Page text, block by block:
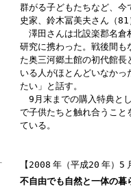
群がる子どもたちなど、
史家、鈴木冨美夫さん（
澤田さんは北設楽郡名倉
研究に携わった。戦後間も
た奥三河郷土館の初代館
いる人がほとんどいなか
たい」と話す。
9月末までの購入特典と
で子供たちと触れ合うこと
ている。
【2008 年（平成20 年）5
不自由でも自然と一体の暮